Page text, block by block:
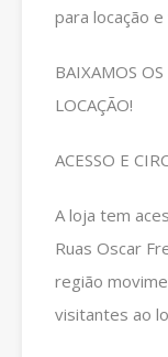
para locação
BAIXAMOS
LOCAÇÃO!
ACESSO E
A loja tem
Ruas Oscar
região
visitantes ao